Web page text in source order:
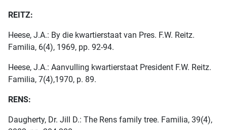
REITZ:
Heese, J.A.: By die kwartierstaat van Pres. F.W. Reitz.
Familia, 6(4), 1969, pp. 92-94.
Heese, J.A.: Aanvulling kwartierstaat President F.W. Reitz.
Familia, 7(4),1970, p. 89.
RENS:
Daugherty, Dr. Jill D.: The Rens family tree. Familia, 39(4),